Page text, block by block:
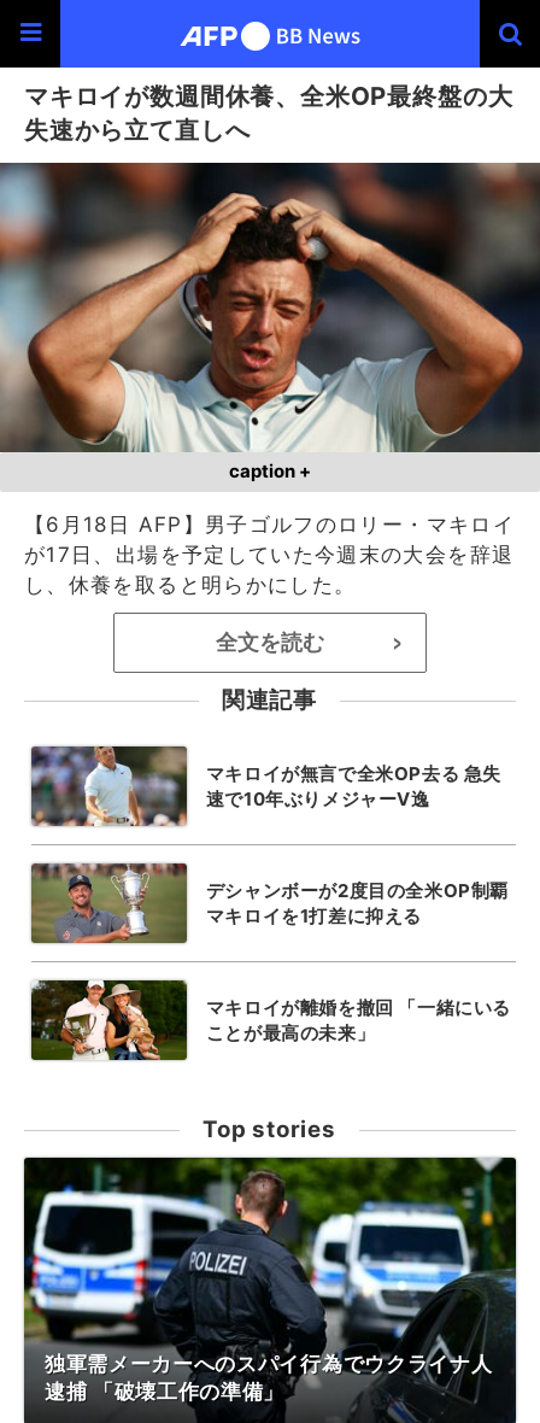
マキロイが数週間休養、全米OP最終盤の大
失速から立て直しへ
caption +
【6月18日 AFP】男子ゴルフのロリー・マキロイ
が17日、出場を予定していた今週末の大会を辞退
し、休養を取ると明らかにした。
全文を読む >
関連記事
マキロイが無言で全米OP去る 急失
速で10年ぶりメジャーV逸
デシャンボーが2度目の全米OP制覇
マキロイを1打差に抑える
マキロイが離婚を撤回 「一緒にいる
ことが最高の未来」
Top stories
独軍需メーカーへのスパイ行為でウクライナ人
逮捕 「破壊工作の準備」